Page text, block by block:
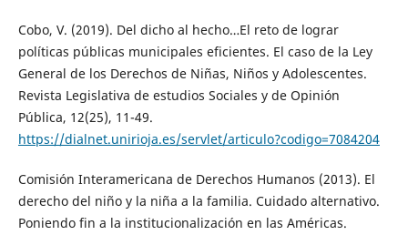
Cobo, V. (2019). Del dicho al hecho…El reto de lograr
políticas públicas municipales eficientes. El caso de la Ley
General de los Derechos de Niñas, Niños y Adolescentes.
Revista Legislativa de estudios Sociales y de Opinión
Pública, 12(25), 11-49.
https://dialnet.unirioja.es/servlet/articulo?codigo=7084204
Comisión Interamericana de Derechos Humanos (2013). El
derecho del niño y la niña a la familia. Cuidado alternativo.
Poniendo fin a la institucionalización en las Américas.